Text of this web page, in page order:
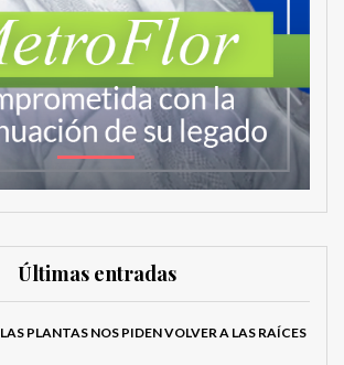
Últimas entradas
LAS PLANTAS NOS PIDEN VOLVER A LAS RAÍCES